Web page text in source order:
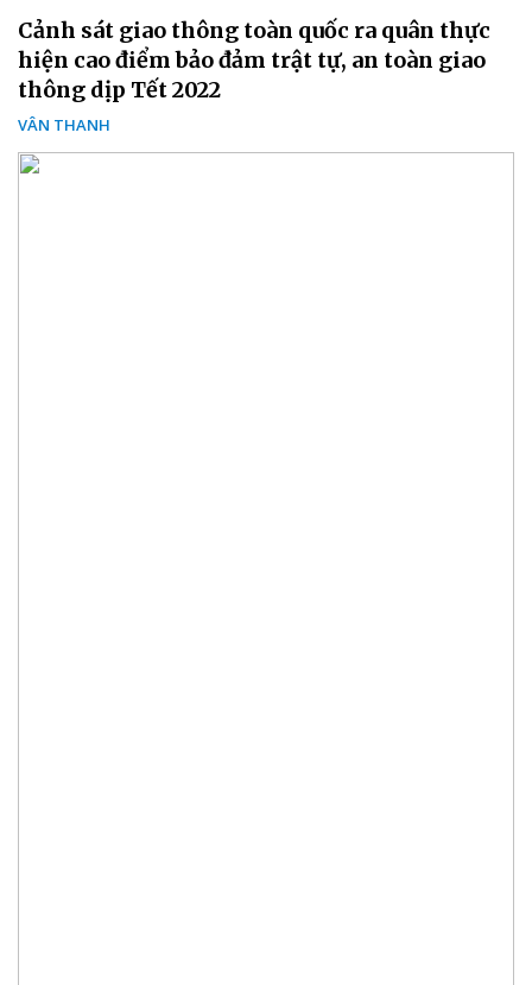
Cảnh sát giao thông toàn quốc ra quân thực
hiện cao điểm bảo đảm trật tự, an toàn giao
thông dịp Tết 2022
VÂN THANH